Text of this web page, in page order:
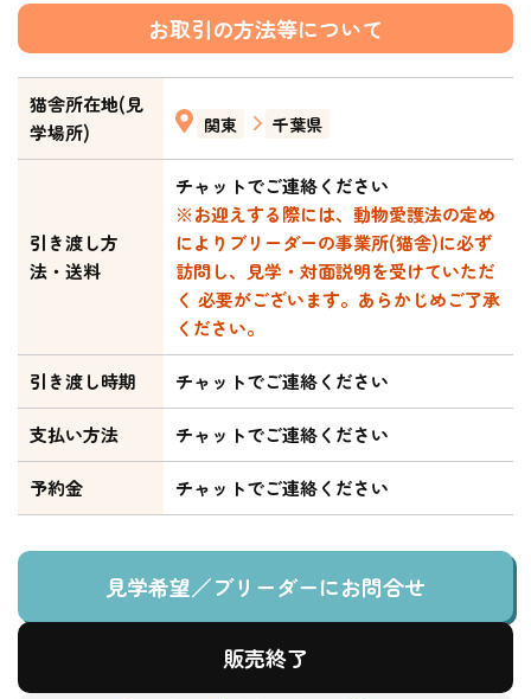
お取引の方法等について
猫舎所在地(見
学場所)
関東 千葉県
引き渡し方
法・送料
チャットでご連絡ください
※お迎えする際には、動物愛護法の定め
によりブリーダーの事業所(猫舎)に必ず
訪問し、見学・対面説明を受けていただ
く 必要がございます。あらかじめご了承
ください。
引き渡し時期 チャットでご連絡ください
支払い方法 チャットでご連絡ください
予約金 チャットでご連絡ください
見学希望／ブリーダーにお問合せ
販売終了